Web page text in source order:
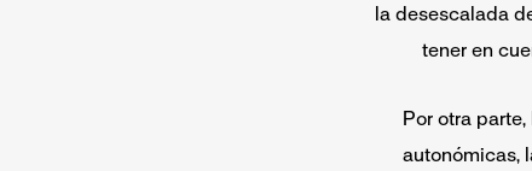
la desescalada
tener en
Por otra
autonómicas,